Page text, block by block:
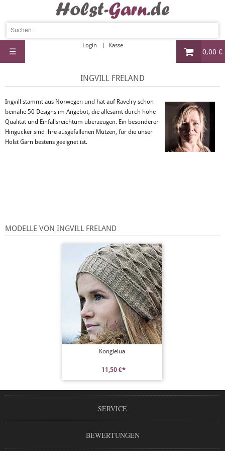
0,00 €
Login Kasse
☰
INGVILL FRELAND
Ingvill stammt aus Norwegen und hat auf Ravelry schon
beinahe 50 Designs im Angebot, die allesamt durch hohe
Qualität und Einfallsreichtum überzeugen. Ein besonderer
Hingucker sind ihre ausgefallenen Mützen, für die unser
Holst Garn bestens geeignet ist.
MODELLE VON INGVILL FRELAND
Konglelua
11,50 €*
SERVICE
BEWERTUNGEN